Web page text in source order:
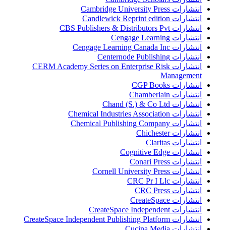
انتشارات Cambridge University Press
انتشارات Candlewick Reprint edition
انتشارات CBS Publishers & Distributors Pvt
انتشارات Cengage Learning
انتشارات Cengage Learning Canada Inc
انتشارات Centernode Publishing
انتشارات CERM Academy Series on Enterprise Risk
Management
انتشارات CGP Books
انتشارات Chamberlain
انتشارات Chand (S.) & Co Ltd
انتشارات Chemical Industries Association
انتشارات Chemical Publishing Company
انتشارات Chichester
انتشارات Claritas
انتشارات Cognitive Edge
انتشارات Conari Press
انتشارات Cornell University Press
انتشارات CRC Pr I Llc
انتشارات CRC Press
انتشارات CreateSpace
انتشارات CreateSpace Independent
انتشارات CreateSpace Independent Publishing Platform